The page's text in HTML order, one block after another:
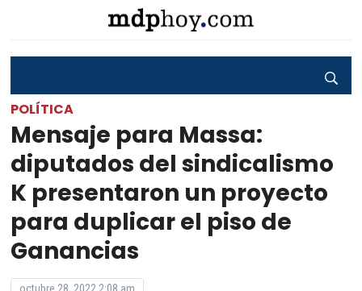
POLÍTICA
Mensaje para Massa:
diputados del sindicalismo
K presentaron un proyecto
para duplicar el piso de
Ganancias